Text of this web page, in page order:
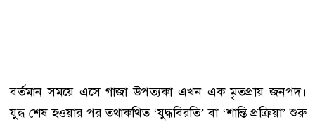
বর্তমান সময়ে এসে গাজা উপত্যকা এখন এক মৃতপ্রায় জনপদ।
যুদ্ধ শেষ হওয়ার পর তথাকথিত ‘যুদ্ধবিরতি’ বা ‘শান্তি প্রক্রিয়া’ শুরু